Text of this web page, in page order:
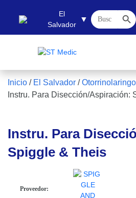
El
Salvador
▼
Buscar: Botón de
Inicio / El Salvador /
Instru. Para Disección/Aspiración:
Instru. Para
Spiggle & Theis
Proveedor: